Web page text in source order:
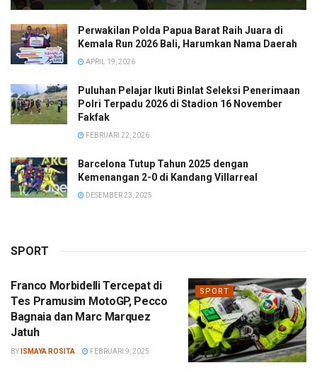
Perwakilan Polda Papua Barat Raih Juara di
Kemala Run 2026 Bali, Harumkan Nama Daerah
APRIL 19, 2026
Puluhan Pelajar Ikuti Binlat Seleksi Penerimaan
Polri Terpadu 2026 di Stadion 16 November
Fakfak
FEBRUARI 22, 2026
Barcelona Tutup Tahun 2025 dengan
Kemenangan 2-0 di Kandang Villarreal
DESEMBER 23, 2025
SPORT
SPORT
Franco Morbidelli Tercepat di
Tes Pramusim MotoGP, Pecco
Bagnaia dan Marc Marquez
Jatuh
BY ISMAYA ROSITA FEBRUARI 9, 2025